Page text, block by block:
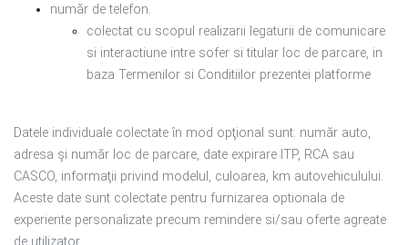
număr de telefon.
colectat cu scopul realizarii legaturii de comunicare
si interactiune intre sofer si titular loc de parcare, in
baza Termenilor si Conditiilor prezentei platforme
Datele individuale colectate în mod opţional sunt: număr auto,
adresa şi număr loc de parcare, date expirare ITP, RCA sau
CASCO, informaţii privind modelul, culoarea, km autovehiculului.
Aceste date sunt colectate pentru furnizarea optionala de
experiente personalizate precum remindere si/sau oferte agreate
de utilizator.